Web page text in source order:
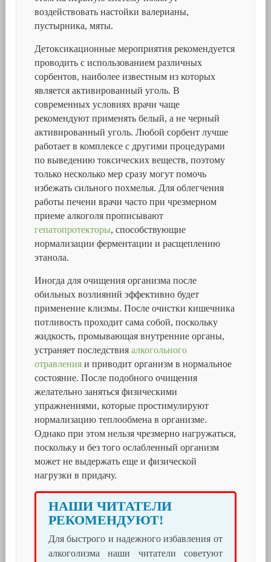
воздействовать настойки валерианы,
пустырника, мяты.
Детоксикационные мероприятия рекомендуется
проводить с использованием различных
сорбентов, наиболее известным из которых
является активированный уголь. В
современных условиях врачи чаще
рекомендуют применять белый, а не черный
активированный уголь. Любой сорбент лучше
работает в комплексе с другими процедурами
по выведению токсических веществ, поэтому
только несколько мер сразу могут помочь
избежать сильного похмелья. Для облегчения
работы печени врачи часто при чрезмерном
приеме алкоголя прописывают
гепатопротекторы, способствующие
нормализации ферментации и расщеплению
этанола.
Иногда для очищения организма после
обильных возлияний эффективно будет
применение клизмы. После очистки кишечника
потливость проходит сама собой, поскольку
жидкость, промывающая внутренние органы,
устраняет последствияалкогольного
отравления и приводит организм в нормальное
состояние. После подобного очищения
желательно заняться физическими
упражнениями, которые простимулируют
нормализацию теплообмена в организме.
Однако при этом нельзя чрезмерно нагружаться,
поскольку и без того ослабленный организм
может не выдержать еще и физической
нагрузки в придачу.
НАШИ ЧИТАТЕЛИ
РЕКОМЕНДУЮТ!
Для быстрого и надежного избавления от
алкоголизма наши читатели советуют